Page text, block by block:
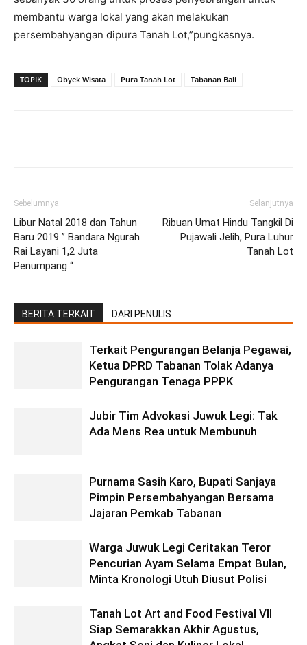
membantu warga lokal yang akan melakukan
persembahyangan dipura Tanah Lot,”pungkasnya.
TOPIK Obyek Wisata Pura Tanah Lot Tabanan Bali
Sebelumnya
Libur Natal 2018 dan Tahun
Baru 2019 ” Bandara Ngurah
Rai Layani 1,2 Juta
Penumpang “
Selanjutnya
Ribuan Umat Hindu Tangkil Di
Pujawali Jelih, Pura Luhur
Tanah Lot
BERITA TERKAIT DARI PENULIS
Terkait Pengurangan Belanja Pegawai,
Ketua DPRD Tabanan Tolak Adanya
Pengurangan Tenaga PPPK
Jubir Tim Advokasi Juwuk Legi: Tak
Ada Mens Rea untuk Membunuh
Purnama Sasih Karo, Bupati Sanjaya
Pimpin Persembahyangan Bersama
Jajaran Pemkab Tabanan
Warga Juwuk Legi Ceritakan Teror
Pencurian Ayam Selama Empat Bulan,
Minta Kronologi Utuh Diusut Polisi
Tanah Lot Art and Food Festival VII
Siap Semarakkan Akhir Agustus,